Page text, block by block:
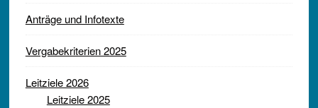
Anträge und Infotexte
Vergabekriterien 2025
Leitziele 2026
Leitziele 2025